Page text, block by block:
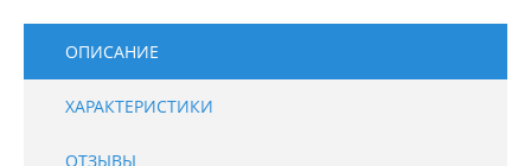
ОПИСАНИЕ
ХАРАКТЕРИСТИКИ
ОТЗЫВЫ